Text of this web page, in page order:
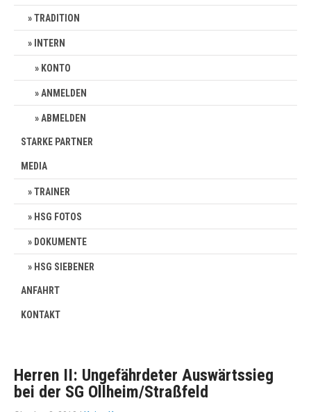
TRADITION
INTERN
KONTO
ANMELDEN
ABMELDEN
STARKE PARTNER
MEDIA
TRAINER
HSG FOTOS
DOKUMENTE
HSG SIEBENER
ANFAHRT
KONTAKT
Herren II: Ungefährdeter Auswärtssieg
bei der SG Ollheim/Straßfeld